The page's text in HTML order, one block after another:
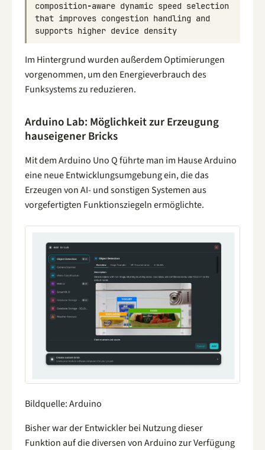
composition-aware dynamic speed selection
that improves congestion handling and
supports higher device density
Im Hintergrund wurden außerdem Optimierungen
vorgenommen, um den Energieverbrauch des
Funksystems zu reduzieren.
Arduino Lab: Möglichkeit zur Erzeugung
hauseigener Bricks
Mit dem Arduino Uno Q führte man im Hause Arduino
eine neue Entwicklungsumgebung ein, die das
Erzeugen von AI- und sonstigen Systemen aus
vorgefertigten Funktionsziegeln ermöglichte.
Bildquelle: Arduino
Bisher war der Entwickler bei Nutzung dieser
Funktion auf die diversen von Arduino zur Verfügung